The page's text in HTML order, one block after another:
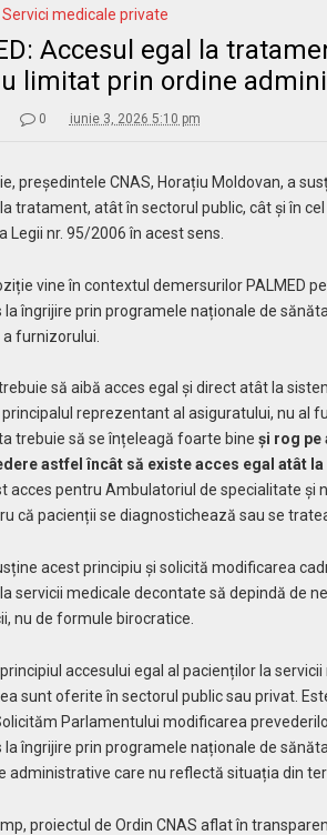
Servici medicale private
Accesul egal la
limitat prin ordine
0 iunie 3, 2026 5:10 pm
președintele CNAS, Horațiu Moldovan, a
tratament, atât în sectorul public, cât și în
Legii nr. 95/2006 în acest sens.
vine în contextul demersurilor PALMED
la îngrijire prin programele naționale de
furnizorului.
să aibă acces egal și direct atât la
principalul reprezentant al asiguratului, nu al
trebuie să se înțeleagă foarte bine și rog pe
astfel încât să existe acces egal atât
acces pentru Ambulatoriul de specialitate și
că pacienții se diagnostichează sau se
acest principiu și solicită modificarea
servicii medicale decontate să depindă de
nu de formule birocratice.
accesului egal al pacienților la
sunt oferite în sectorul public sau privat.
Parlamentului modificarea
la îngrijire prin programele naționale de
administrative care nu reflectă situația din
proiectul de Ordin CNAS aflat în